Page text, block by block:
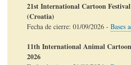
21st International Cartoon
(Croatia)
Fecha de cierre: 01/09/2026 - Bases
11th International Animal
2026